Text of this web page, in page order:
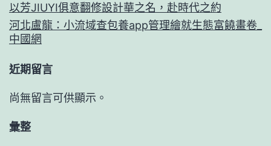
以芳JIUYI俱意翻修設計華之名，赴時代之約
河北盧龍：小流域查包養app管理繪就生態富饒畫卷_
中國網
近期留言
尚無留言可供顯示。
彙整